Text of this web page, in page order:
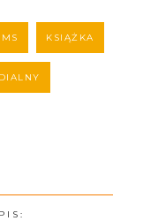
KSIĄŻKA